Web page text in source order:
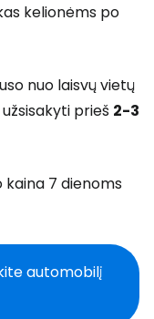
kelionėms po
nuo laisvų vietų
prieš 2-3
7 dienoms
automobilį